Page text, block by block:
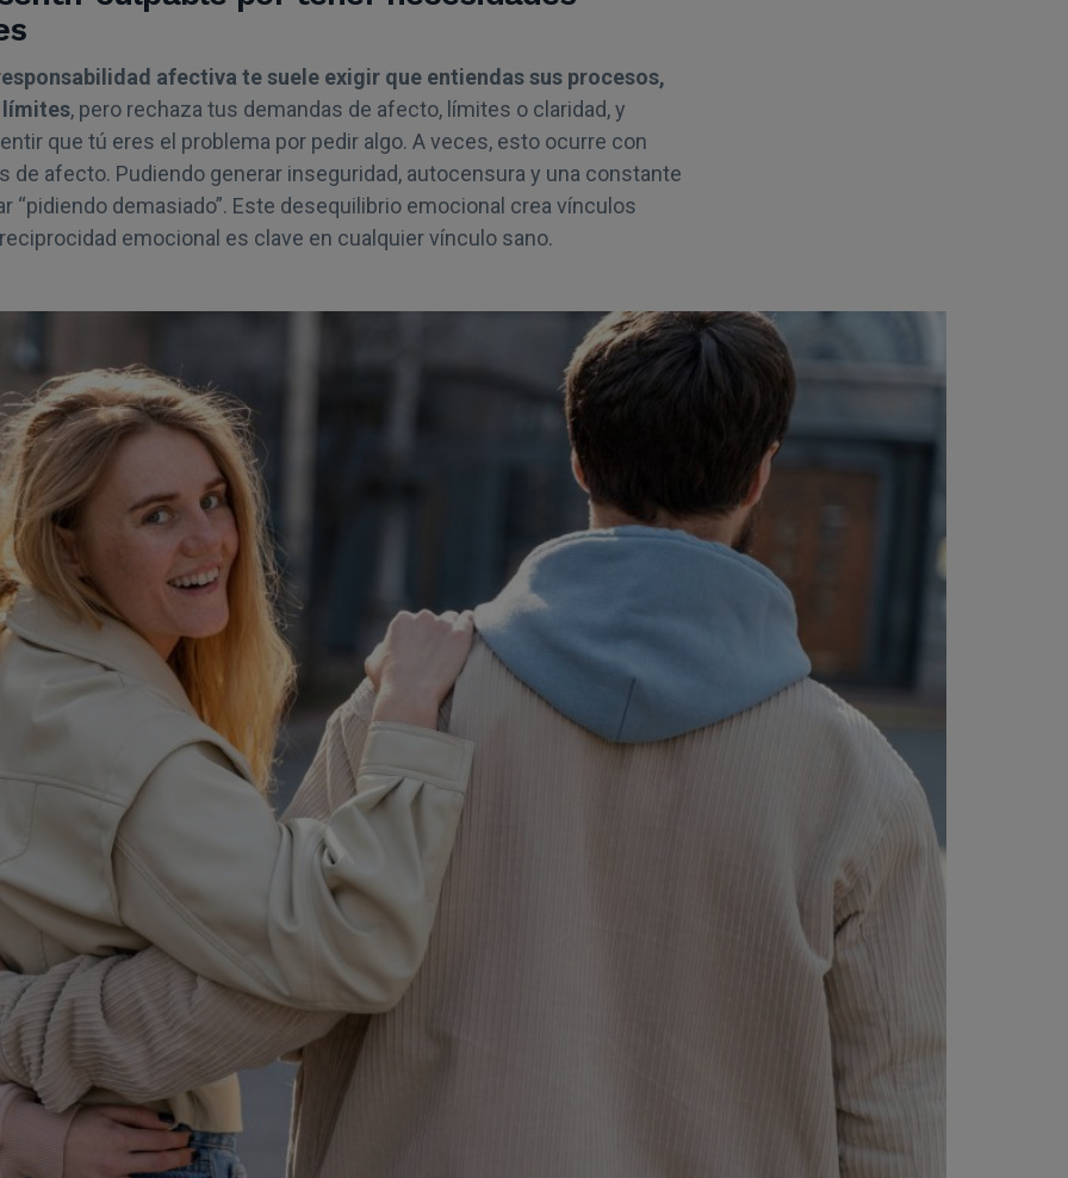
afectiva te suele exigir que entiendas sus procesos,
límites, pero rechaza tus demandas de afecto, límites o claridad, y
que tú eres el problema por pedir algo. A veces, esto ocurre con
de afecto. Pudiendo generar inseguridad, autocensura y una constante
“pidiendo demasiado”. Este desequilibrio emocional crea vínculos
emocional es clave en cualquier vínculo sano.